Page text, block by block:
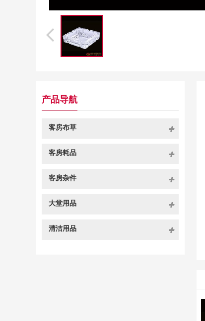
产品导航
客房布草
客房耗品
客房杂件
大堂用品
清洁用品